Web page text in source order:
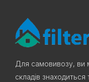
Для самовивозу, ви
складів